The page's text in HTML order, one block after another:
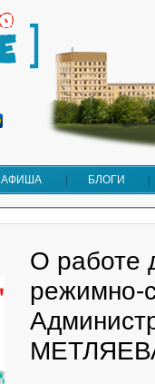
АФИША БЛОГИ
О работе
режимно-